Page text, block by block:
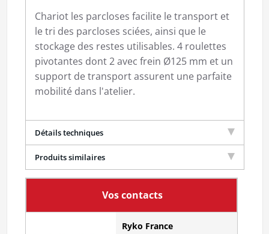
Chariot les parcloses facilite le transport et
le tri des parcloses sciées, ainsi que le
stockage des restes utilisables. 4 roulettes
pivotantes dont 2 avec frein Ø125 mm et un
support de transport assurent une parfaite
mobilité dans l'atelier.
Détails techniques
Produits similaires
Vos contacts
Ryko France